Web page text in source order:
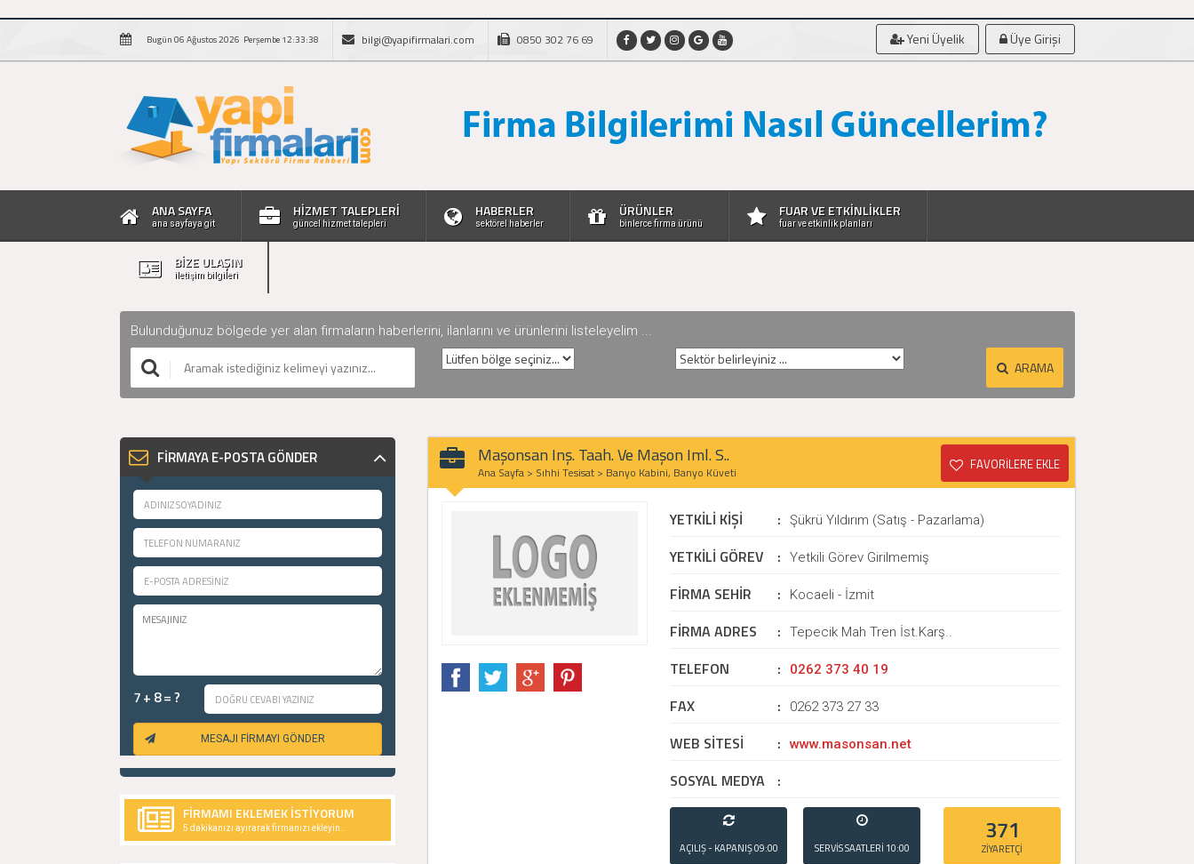
Bugün 06 Ağustos 2026 Perşembe 12:33:39 bilgi@yapifirmalari.com 0850 302 76 69 Yeni Üyelik Üye Girişi
ANA SAYFA
ana sayfaya git
HİZMET TALEPLERİ
güncel hizmet talepleri
HABERLER
sektörel haberler
ÜRÜNLER
binlerce firma ürünü
FUAR VE ETKİNLİKLER
fuar ve etkinlik planları
BİZE ULAŞIN
iletişim bilgileri
Bulunduğunuz bölgede yer alan firmaların haberlerini, ilanlarını ve ürünlerini listeleyelim ...
ARAMA
FİRMAYA E-POSTA GÖNDER
7 + 8 = ?
MESAJI FİRMAYI GÖNDER
FİRMAMI EKLEMEK İSTİYORUM
5 dakikanızı ayırarak firmanızı ekleyin..
Maşonsan Inş. Taah. Ve Maşon Iml. S..
Ana Sayfa > Sıhhi Tesisat> Banyo Kabini, Banyo Küveti FAVORİLERE EKLE
YETKİLİ KİŞİ : Şükrü Yıldırım (Satış - Pazarlama)
YETKİLİ GÖREV : Yetkili Görev Girilmemiş
FİRMA SEHİR : Kocaeli - İzmit
FİRMA ADRES : Tepecik Mah Tren İst.Karş..
TELEFON : 0262 373 40 19
FAX : 0262 373 27 33
WEB SİTESİ : www.masonsan.net
SOSYAL MEDYA :
AÇILIŞ - KAPANIŞ09:00
SERVİS SAATLERİ 10:00
371
ZİYARETÇİ